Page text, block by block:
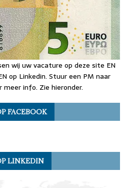
wij uw vacature op deze site EN
op Linkedin. Stuur een PM naar
meer info. Zie hieronder.
FACEBOOK
LINKEDIN